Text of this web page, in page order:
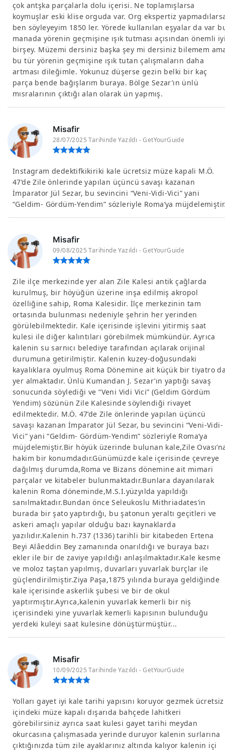
çok antşka parçalarla dolu içerisi. Ne toplamışlarsa
koymuşlar eski klise orguda var. Org ekspertiz
ben söyleyeyim 1850 ler. Yörede kullanılan eşyalar da var
manada yörenin geçmişine ışık tutması açısından önemli
birşey. Müzemi dersiniz başka şey mi dersiniz bilemem
bu tür yörenin geçmişine ışık tutan çalışmaların daha
artması dileğimle. Yokunuz düşerse gezin belki bir kaç
parça bende bağışlarım buraya. Bölge Sezar’ın ünlü
mısralarının çıktığı alan olarak ün yapmış.
Misafir
28/07/2025 Tarihinde Yazıldı - GetYourGuide
Instagram dedektifkikiriki kale ücretsiz müze kapali M.Ö.
47’de Zile önlerinde yapılan üçüncü savaşı kazanan
İmparator Jül Sezar, bu sevincini “Veni-Vidi-Vici” yani
“Geldim- Gördüm-Yendim” sözleriyle Roma’ya
Misafir
09/08/2025 Tarihinde Yazıldı - GetYourGuide
Zile ilçe merkezinde yer alan Zile Kalesi antik çağlarda
kurulmuş, bir höyüğün üzerine inşa edilmiş akropol
özelliğine sahip, Roma Kalesidir. İlçe merkezinin tam
ortasında bulunması nedeniyle şehrin her yerinden
görülebilmektedir. Kale içerisinde işlevini yitirmiş saat
kulesi ile diğer kalıntıları görebilmek mümkündür. Ayrıca
kalenin su sarnıcı belediye tarafından açılarak orijinal
durumuna getirilmiştir. Kalenin kuzey-doğusundaki
kayalıklara oyulmuş Roma Dönemine ait küçük bir tiyatro
yer almaktadır. Ünlü Kumandan J. Sezar’ın yaptığı savaş
sonucunda söylediği ve “Veni Vidi Vici” (Geldim Gördüm
Yendim) sözünün Zile Kalesinde söylendiği rivayet
edilmektedir. M.Ö. 47’de Zile önlerinde yapılan üçüncü
savaşı kazanan İmparator Jül Sezar, bu sevincini “Veni-Vidi-
Vici” yani “Geldim- Gördüm-Yendim” sözleriyle Roma’ya
müjdelemiştir.Bir höyük üzerinde bulunan kale,Zile
hakim bir konumdadır.Günümüzde kale içerisinde çevreye
dağılmış durumda,Roma ve Bizans dönemine ait mimari
parçalar ve kitabeler bulunmaktadır.Bunlara dayanılarak
kalenin Roma döneminde,M.S.I.yüzyılda yapıldığı
sanılmaktadır.Bundan önce Seleukoslu Mithriadates’in
burada bir şato yaptırdığı, bu şatonun yeraltı geçitleri ve
askeri amaçlı yapılar olduğu bazı kaynaklarda
yazılıdır.Kalenin h.737 (1336) tarihli bir kitabeden Ertena
Beyi Alâeddin Bey zamanında onarıldığı ve buraya bazı
ekler ile bir de zaviye yapıldığı anlaşılmaktadır.Kale kesme
ve moloz taştan yapılmış, duvarları yuvarlak burçlar ile
güçlendirilmiştir.Ziya Paşa,1875 yılında buraya geldiğinde
kale içerisinde askerlik şubesi ve bir de okul
yaptırmıştır.Ayrıca,kalenin yuvarlak kemerli bir niş
içerisindeki yine yuvarlak kemerli kapısının bulunduğu
yerdeki kuleyi saat kulesine dönüştürmüştür...
Misafir
10/09/2025 Tarihinde Yazıldı - GetYourGuide
Yolları gayet iyi kale tarihi yapısını koruyor gezmek ücretsiz
içindeki müze kapalı dışarıda bahçede lahitkeri
görebilirsiniz ayrıca saat kulesi gayet tarihi meydan
okurcasına çalışmasada yerinde duruyor kalenin surlarına
çıktığınızda tüm zile ayaklarınız altında kalıyor kalenin içi